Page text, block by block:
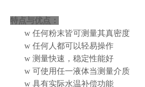
特点与优点：
w 任何粉末皆可测量其真密度
w 任何人都可以轻易操作
w 测量快速，稳定性能好
w 可使用任一液体当测量介质
w 具有实际水温补偿功能